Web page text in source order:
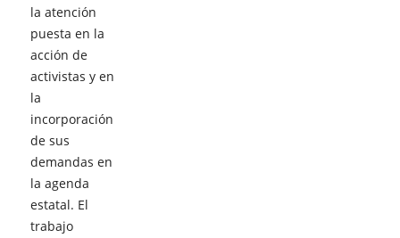
la atención
puesta en la
acción de
activistas y en
la
incorporación
de sus
demandas en
la agenda
estatal. El
trabajo